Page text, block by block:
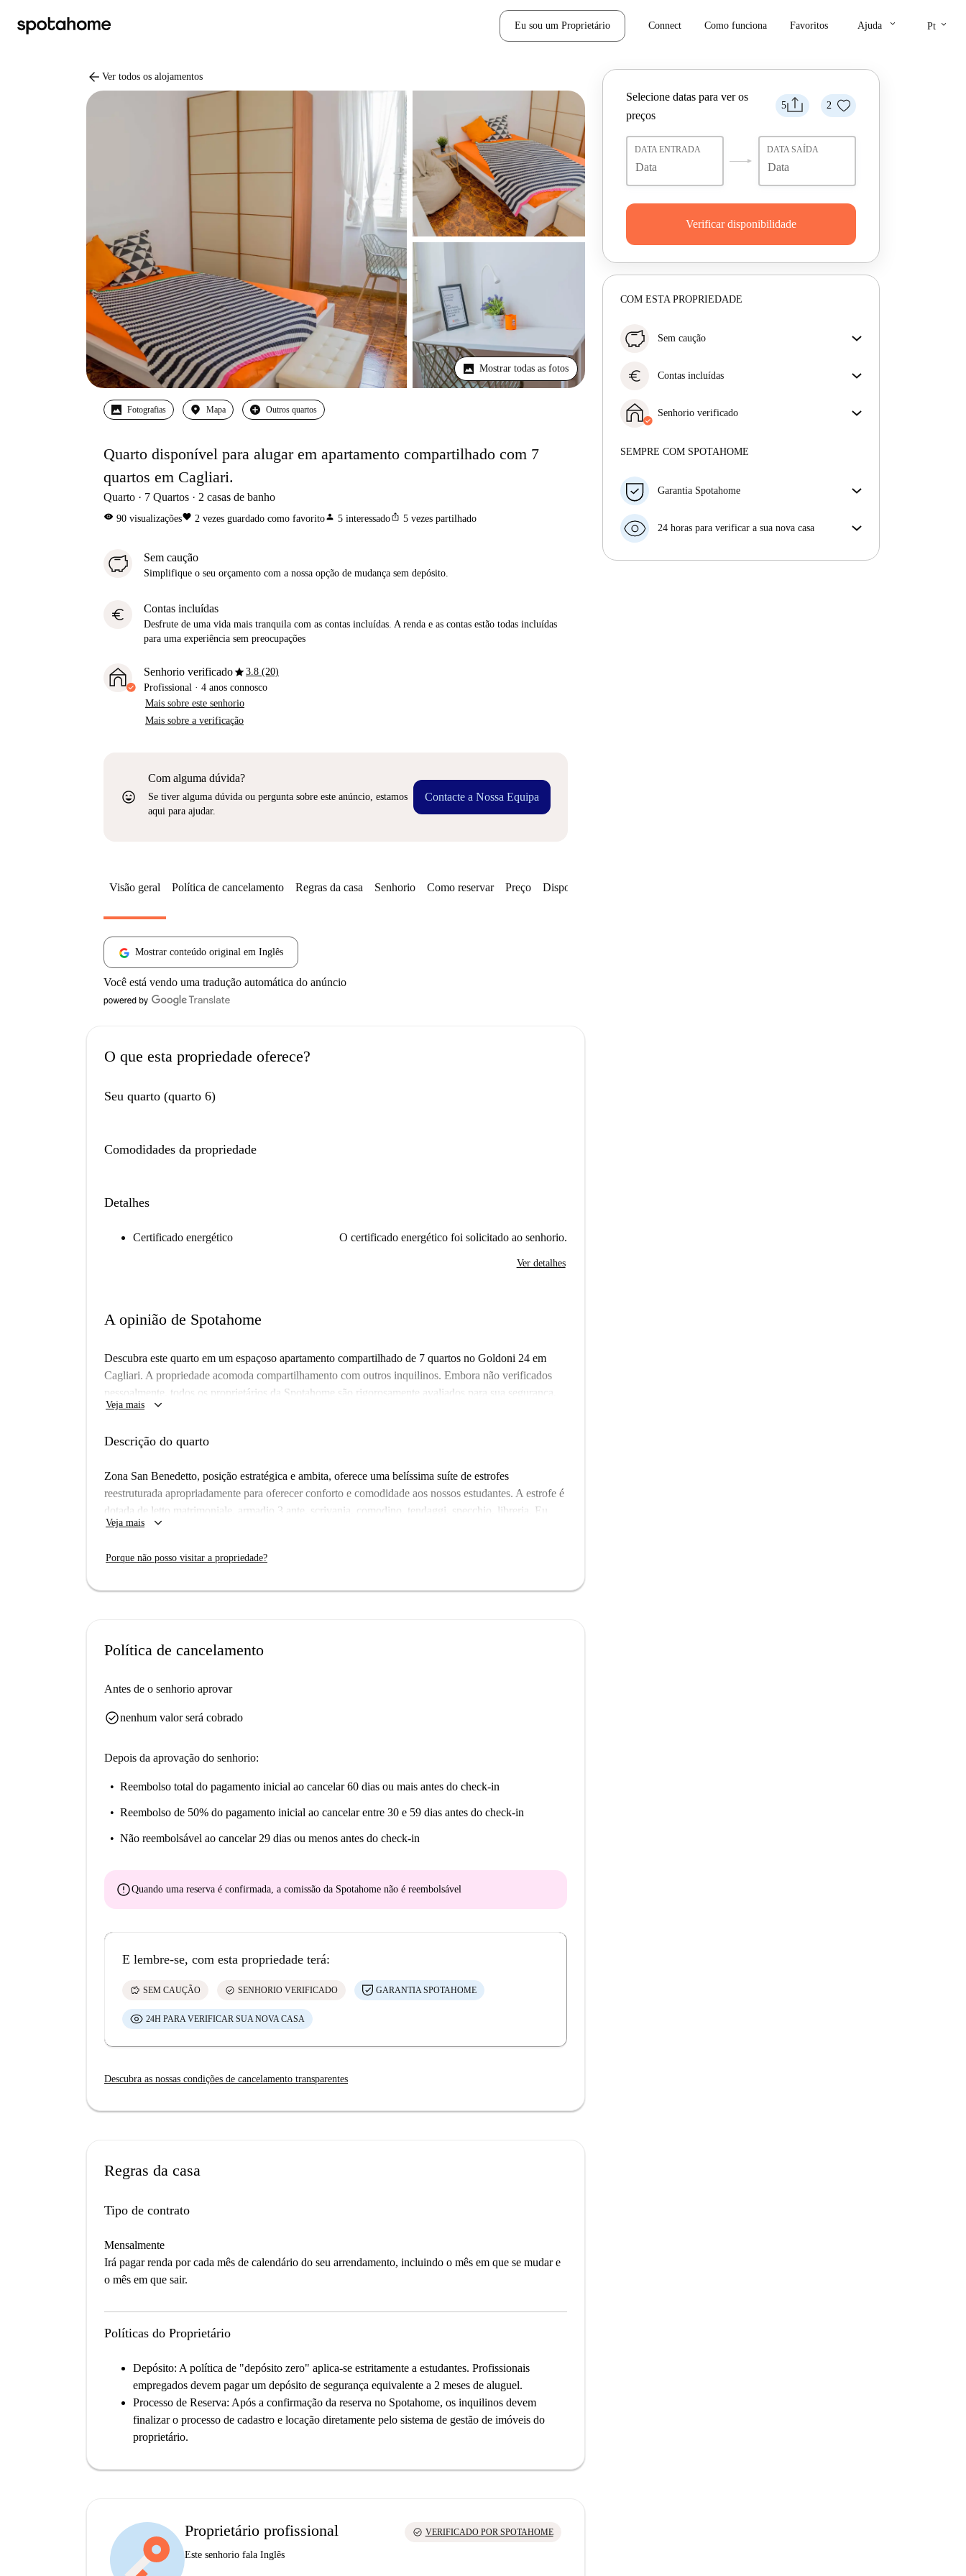
Eu sou um Proprietário Connect Como funciona Favoritos Ajuda keyboard_arrow_down Pt keyboard_arrow_down
arrow_back Ver todos os alojamentos
Mostrar todas as fotos
Fotografias Mapa Outros quartos
Quarto disponível para alugar em apartamento compartilhado com 7
quartos em Cagliari.
Quarto 7 Quartos 2 casas de banho
visibility 90 visualizaçõesfavorite 2 vezes guardado como favoritoperson 5 interessadoios_share 5 vezes partilhado
Sem caução
Simplifique o seu orçamento com a nossa opção de mudança sem depósito.
euro Contas incluídas
Desfrute de uma vida mais tranquila com as contas incluídas. A renda e as contas estão todas incluídas
para uma experiência sem preocupações
Senhorio verificadostar3.8 (20)
Profissional · 4 anos connosco
Mais sobre este senhorio
Mais sobre a verificação
sentiment_very_satisfied
Com alguma dúvida?
Se tiver alguma dúvida ou pergunta sobre este anúncio, estamos
aqui para ajudar.
Contacte a Nossa Equipa
5 2
Selecione datas para ver os
preços
DATA ENTRADA DATA SAÍDA
Verificar disponibilidade
COM ESTA PROPRIEDADE
Sem caução
mudança sem depósito.
euro Contas incluídas
incluídas. A renda e as contas estão todas incluídas
para uma experiência sem preocupações
Senhorio verificado
Mais sobre este senhorio
SEMPRE COM SPOTAHOME
Garantia Spotahome
antecedência, nós iremos A) pagar um hotel e ajudá-
seu dinheiro na totalidade.
24 horas para verificar a sua nova casa
Visão geral Política de cancelamento Regras da casa Senhorio Como reservar Preço Disponibilidades
Mostrar conteúdo original em Inglês
Você está vendo uma tradução automática do anúncio
O que esta propriedade oferece?
Seu quarto (quarto 6)
Comodidades da propriedade
Detalhes
Certificado energético O certificado energético foi solicitado ao senhorio.
Ver detalhes
A opinião de Spotahome
Descubra este quarto em um espaçoso apartamento compartilhado de 7 quartos no Goldoni 24 em
Cagliari. A propriedade acomoda compartilhamento com outros inquilinos. Embora não verificados
pessoalmente, todos os proprietários da Spotahome são rigorosamente avaliados para sua segurança,
garantindo uma experiência de aluguel confiável. O preço inclui eletricidade, água, gás e Wi-Fi.
A área oferece fácil acesso a comodidades locais: o salão de beleza Sister's Nails And Beauty e a
Cafe e na pizzaria I Girasoli ou visitar os mercados próximos, como o China Shopping e o Affiliato
MD Cagliari. Explore a Praça Stuggio, uma importante atração turística próxima. Faça deste espaço o
seu novo lar com a Spotahome!
Veja mais keyboard_arrow_down
Descrição do quarto
Zona San Benedetto, posição estratégica e ambita, oferece uma belíssima suíte de estrofes
reestruturada apropriadamente para oferecer conforto e comodidade aos nossos estudantes. A estrofe é
dotada de letto matrimoniale, armadio 3 ante, scrivania, comodino, tendaggi, specchio, libreria. Eu
colori delle pareti favoriscono il buon umore e aiutano nello studio.
Veja mais keyboard_arrow_down
Porque não posso visitar a propriedade?
Política de cancelamento
Antes de o senhorio aprovar
check_circlenenhum valor será cobrado
Depois da aprovação do senhorio:
Reembolso total do pagamento inicial ao cancelar 60 dias ou mais antes do check-in
Reembolso de 50% do pagamento inicial ao cancelar entre 30 e 59 dias antes do check-in
Não reembolsável ao cancelar 29 dias ou menos antes do check-in
errorQuando uma reserva é confirmada, a comissão da Spotahome não é reembolsável
E lembre-se, com esta propriedade terá:
savings SEM CAUÇÃO check_circle SENHORIO VERIFICADO GARANTIA SPOTAHOME
24H PARA VERIFICAR SUA NOVA CASA
Descubra as nossas condições de cancelamento transparentes
Regras da casa
Tipo de contrato
Mensalmente
Irá pagar renda por cada mês de calendário do seu arrendamento, incluindo o mês em que se mudar e
o mês em que sair.
Políticas do Proprietário
Depósito: A política de "depósito zero" aplica-se estritamente a estudantes. Profissionais
empregados devem pagar um depósito de segurança equivalente a 2 meses de aluguel.
Processo de Reserva: Após a confirmação da reserva no Spotahome, os inquilinos devem
finalizar o processo de cadastro e locação diretamente pelo sistema de gestão de imóveis do
proprietário.
Proprietário profissional
Este senhorio fala Inglês
check_circle VERIFICADO POR SPOTAHOME